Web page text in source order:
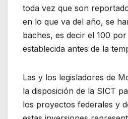
toda vez que son
en lo que va del año, se
baches, es decir el 100
establecida antes de la
Las y los legisladores de
la disposición de la SICT
los proyectos federales y